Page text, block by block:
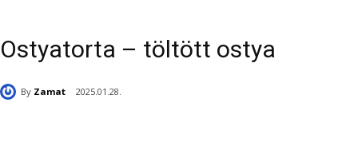
Ostyatorta – töltött ostya
By Zamat 2025.01.28.